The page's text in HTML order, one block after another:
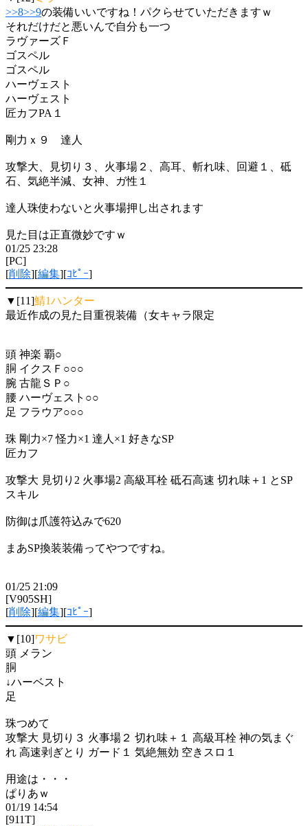
>>8>>9の装備いいですね！パクらせていただきますｗ
それだけだと悪いんで自分も一つ
ラヴァーズＦ
ゴスペル
ゴスペル
ハーヴェスト
ハーヴェスト
匠カフPA１
剛力ｘ９ 達人
攻撃大、見切り３、火事場２、高耳、斬れ味、回避１、砥
石、気絶半減、女神、ガ性１
達人珠使わないと火事場押し出されます
見た目は正直微妙ですｗ
01/25 23:28
[PC]
[削除][編集][ｺﾋﾟｰ]
▼[11]鯖1ハンター
最近作成の見た目重視装備（女キャラ限定
頭 神楽 覇○
胴 イクスＦ○○○
腕 古龍ＳＰ○
腰 ハーヴェスト○○
足 フラウア○○○
珠 剛力×7 怪力×1 達人×1 好きなSP
匠カフ
攻撃大 見切り2 火事場2 高級耳栓 砥石高速 切れ味＋1 とSP
スキル
防御は爪護符込みで620
まあSP換装装備ってやつですね。
01/25 21:09
[V905SH]
[削除][編集][ｺﾋﾟｰ]
▼[10]ワサビ
頭 メラン
胴
↓ハーベスト
足
珠つめて
攻撃大 見切り３ 火事場２ 切れ味＋１ 高級耳栓 神の気まぐ
れ 高速剥ぎとり ガード１ 気絶無効 空きスロ１
用途は・・・
ぱりあｗ
01/19 14:54
[911T]